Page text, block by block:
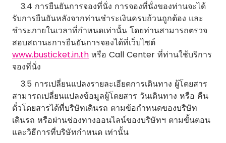
3.4 การยืนยันการจองที่นั่ง การจองที่นั่งของท่านจะได้
รับการยืนยันหลังจากท่านชำระเงินครบถ้วนถูกต้อง และ
ชำระภายในเวลาที่กำหนดเท่านั้น โดยท่านสามารถตรวจ
สอบสถานะการยืนยันการจองได้ที่เว็บไซต์
www.busticket.in.th หรือ Call Center ที่ท่านใช้บริการ
จองที่นั่ง
3.5 การเปลี่ยนแปลงรายละเอียดการเดินทาง ผู้โดยสาร
สามารถเปลี่ยนแปลงข้อมูลผู้โดยสาร วันเดินทาง หรือ คืน
ตั๋วโดยสารได้ที่บริษัทเดินรถ ตามข้อกำหนดของบริษัท
เดินรถ หรือผ่านช่องทางออนไลน์ของบริษัทฯ ตามขั้นตอน
และวิธีการที่บริษัทกำหนด เท่านั้น